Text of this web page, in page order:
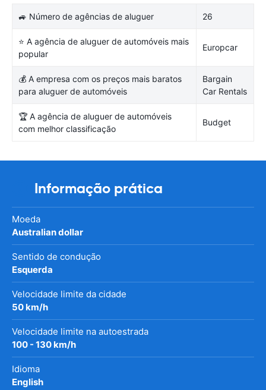
🚙 Número de agências de aluguer 26
⭐ A agência de aluguer de automóveis mais
popular
Europcar
💰 A empresa com os preços mais baratos
para aluguer de automóveis
Bargain
Car Rentals
🏆 A agência de aluguer de automóveis
com melhor classificação
Budget
Informação prática
Moeda
Australian dollar
Sentido de condução
Esquerda
Velocidade limite da cidade
50 km/h
Velocidade limite na autoestrada
100 - 130 km/h
Idioma
English